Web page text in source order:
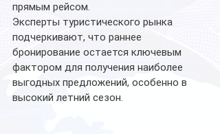
прямым рейсом.
Эксперты туристического рынка
подчеркивают, что раннее
бронирование остается ключевым
фактором для получения наиболее
выгодных предложений, особенно в
высокий летний сезон.